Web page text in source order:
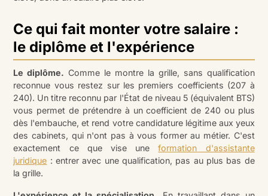
Ce qui fait monter votre salaire :
le diplôme et l'expérience
Le diplôme. Comme le montre la grille, sans qualification
reconnue vous restez sur les premiers coefficients (207 à
240). Un titre reconnu par l'État de niveau 5 (équivalent BTS)
vous permet de prétendre à un coefficient de 240 ou plus
dès l'embauche, et rend votre candidature légitime aux yeux
des cabinets, qui n'ont pas à vous former au métier. C'est
exactement ce que vise uneformation d'assistante
juridique : entrer avec une qualification, pas au plus bas de
la grille.